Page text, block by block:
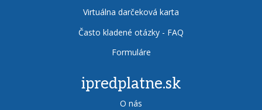
Virtuálna darčeková karta
Často kladené otázky - FAQ
Formuláre
ipredplatne.sk
O nás